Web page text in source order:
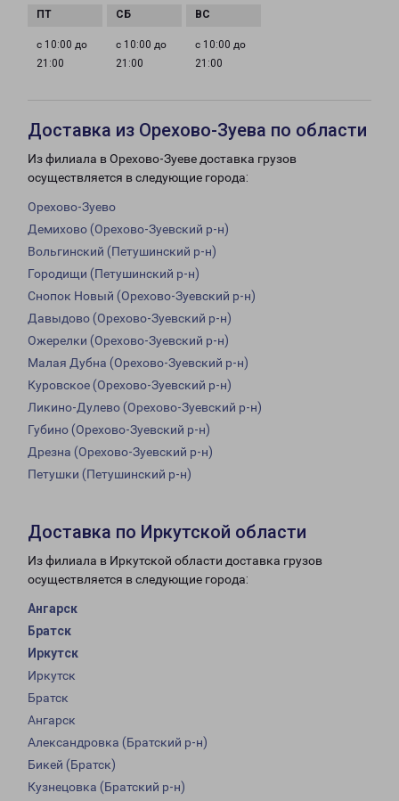
с 10:00 до
21:00
с 10:00 до
21:00
с 10:00 до
21:00
Доставка из Орехово-Зуева по области
Из филиала в Орехово-Зуеве доставка грузов
осуществляется в следующие города:
Орехово-Зуево
Демихово (Орехово-Зуевский р-н)
Вольгинский (Петушинский р-н)
Городищи (Петушинский р-н)
Снопок Новый (Орехово-Зуевский р-н)
Давыдово (Орехово-Зуевский р-н)
Ожерелки (Орехово-Зуевский р-н)
Малая Дубна (Орехово-Зуевский р-н)
Куровское (Орехово-Зуевский р-н)
Ликино-Дулево (Орехово-Зуевский р-н)
Губино (Орехово-Зуевский р-н)
Дрезна (Орехово-Зуевский р-н)
Петушки (Петушинский р-н)
Доставка по Иркутской области
Из филиала в Иркутской области доставка грузов
осуществляется в следующие города:
Ангарск
Братск
Иркутск
Иркутск
Братск
Ангарск
Александровка (Братский р-н)
Бикей (Братск)
Кузнецовка (Братский р-н)